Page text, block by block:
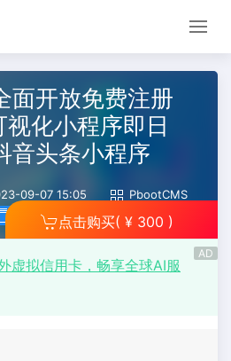
面开放免费注册
化小程序即日
音头条小程序
09-07 15:05
PbootCMS
查看手册点击购买( ¥ 300 )
AD
虚拟信用卡，畅享全球AI服